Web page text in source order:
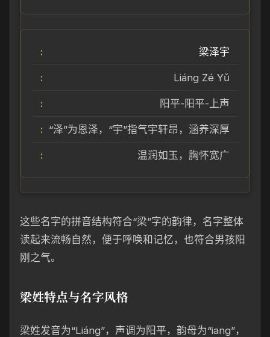
梁泽宇
Liáng Zé Yǔ
阳平-阳平-上声
“泽”为恩泽，“宇”指气宇轩昂，涵养深厚
温润如玉，胸怀宽广
这些名字的拼音结构符合“梁”字的韵律，名字整体
读起来流畅自然，便于呼唤和记忆，也符合男孩阳
刚之气。
梁姓特点与名字风格
梁姓发音为“Liáng”，声调为阳平，韵母为“iang”，